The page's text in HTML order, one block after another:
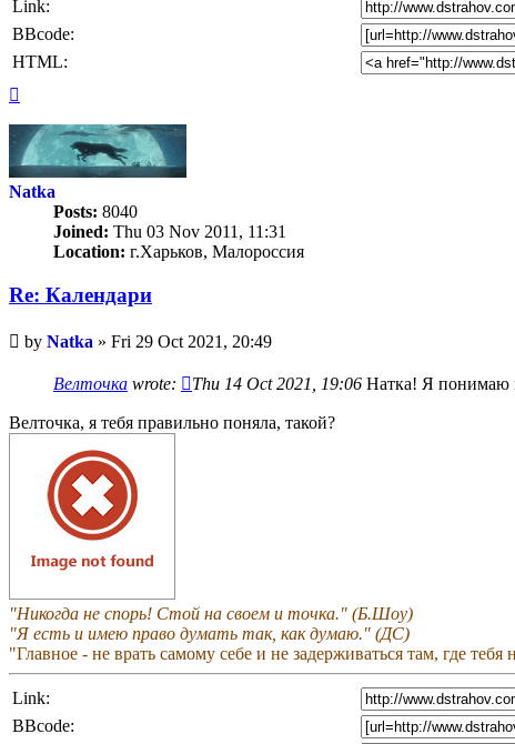
Link:
BBcode:
HTML:
Natka
Posts: 8040
Joined: Thu 03 Nov 2011, 11:31
Location: г.Харьков, Малороссия
Re: Календари
Unread
post
by Natka » Fri 29 Oct 2021, 20:49
Велточка wrote: Thu 14 Oct 2021, 19:06 Натка! Я понимаю
Велточка, я тебя правильно поняла, такой?
"Никогда не спорь! Стой на своем и точка." (Б.Шоу)
"Я есть и имею право думать так, как думаю." (ДС)
"Главное - не врать самому себе и не задерживаться там, где
Link:
BBcode: